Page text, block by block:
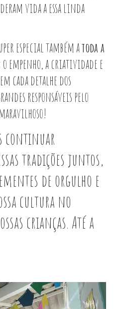
vida a essa linda
especial também atoda a
: o empenho, a criatividade e
cada detalhe dos
responsáveis pelo
continuar
tradições juntos,
de orgulho e
cultura no
crianças. Até a